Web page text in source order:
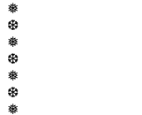
❅
❆
❅
❆
❅
❆
❅